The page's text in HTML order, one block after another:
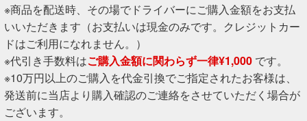
※商品を配送時、その場でドライバーにご購入金額をお支払
いいただきます（お支払いは現金のみです。クレジットカー
ドはご利用になれません。）
※代引き手数料はご購入金額に関わらず一律¥1,000です。
※10万円以上のご購入を代金引換でご指定されたお客様は、
発送前に当店より購入確認のご連絡をさせていただく場合が
ございます。